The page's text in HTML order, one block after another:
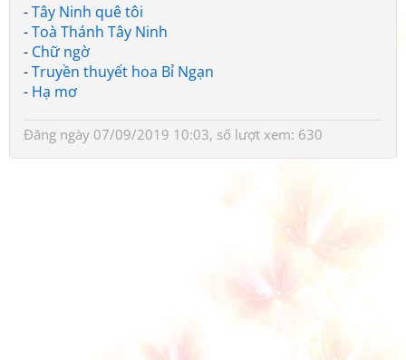
-Tây Ninh quê tôi
-Toà Thánh Tây Ninh
- Chữ ngờ
-Truyền thuyết hoa Bỉ Ngạn
- Hạ mơ
Đăng ngày 07/09/2019 10:03, số lượt xem: 630